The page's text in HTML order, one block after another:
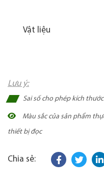
Vật liệu
Lưu ý:
Sai số cho phép kích
Màu sắc của sản phẩm
thiết bị đọc
Chia sẻ: